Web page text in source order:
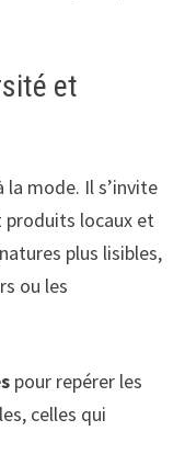
et
la mode. Il s’invite
produits locaux et
plus lisibles,
ou les
pour repérer les
celles qui